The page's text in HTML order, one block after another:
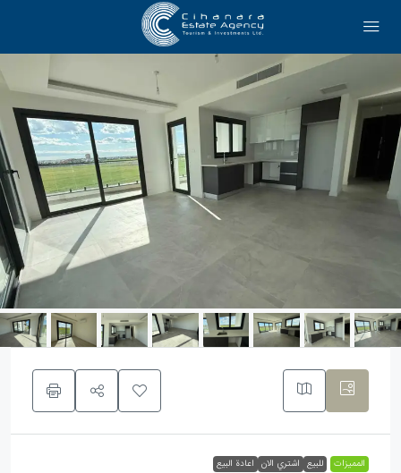
الممیزات للبيع اشتري الان اعادة البيع